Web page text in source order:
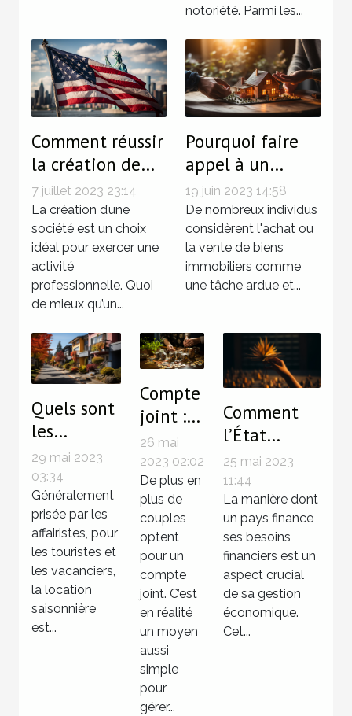
notoriété. Parmi les...
Comment réussir
la création de
votre entreprise
offshore aux
États-Unis ?
7 juillet 2023 23:14
La création d’une
société est un choix
idéal pour exercer une
activité
professionnelle. Quoi
de mieux qu’un...
Pourquoi faire
appel à un
courtisan en
immobilier ?
19 juin 2023 14:58
De nombreux individus
considèrent l'achat ou
la vente de biens
immobiliers comme
une tâche ardue et...
Quels sont
les
principaux
avantages
de la
location
saisonnière
pour les
locataires ?
29 mai 2023
03:34
Généralement
prisée par les
affairistes, pour
les touristes et
les vacanciers,
la location
saisonnière
est...
Compte
joint :
ce qu’il
faut
savoir
26 mai
2023 02:02
De plus en
plus de
couples
optent
pour un
compte
joint. C’est
en réalité
un moyen
aussi
simple
pour
gérer...
Comment
l’État
finance-t-il
son besoin
de
financement
?
25 mai 2023
11:44
La manière dont
un pays finance
ses besoins
financiers est un
aspect crucial
de sa gestion
économique.
Cet...